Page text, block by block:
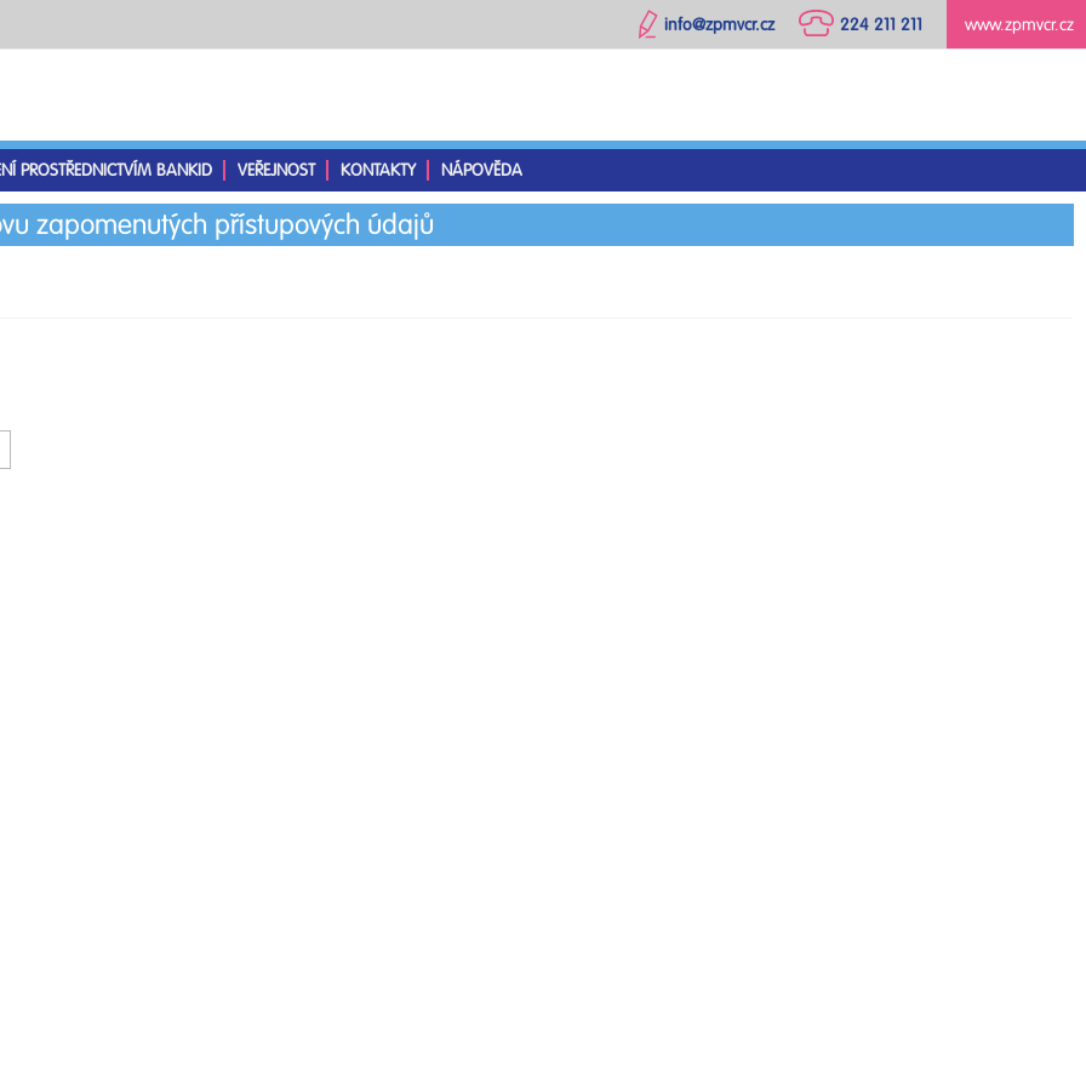
www.zpmvcr.cz
224 211 211
info@zpmvcr.cz
PROSTŘEDNICTVÍM BANKID VEŘEJNOST KONTAKTY NÁPOVĚDA
zapomenutých přístupových údajů